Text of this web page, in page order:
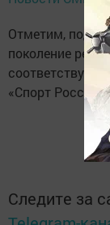
Отметим,
поколение
соответствует
«Спорт
Следите за